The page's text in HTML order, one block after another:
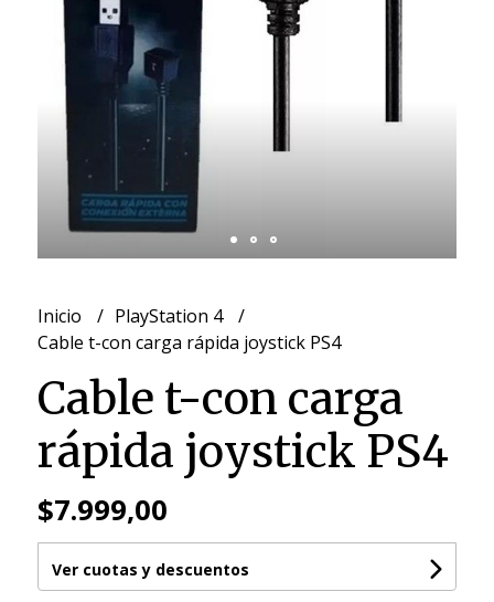
Inicio
PlayStation 4
Cable t-con carga rápida joystick PS4
Cable t-con carga
rápida joystick PS4
$7.999,00
Ver cuotas y descuentos